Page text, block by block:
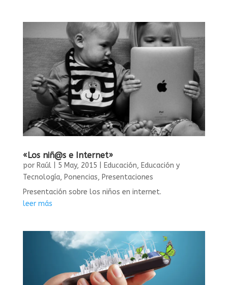
«Los niñ@s e Internet»
por Raúl| 5 May, 2015 Educación, Educación y
Tecnología, Ponencias, Presentaciones
Presentación sobre los niños en internet.
leer más